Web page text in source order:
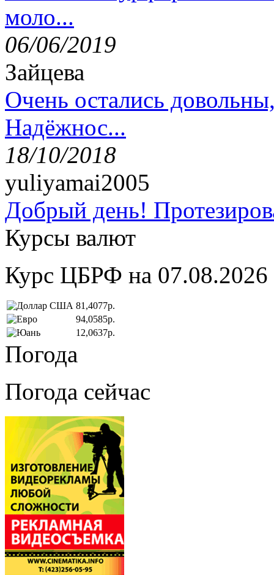
моло...
06/06/2019
Зайцева
Очень остались
Надёжнос...
18/10/2018
yuliyamai2005
Добрый день!
Курсы валют
Курс ЦБРФ на 07.08.2026
81,4077р.
94,0585р.
12,0637р.
Погода
Погода сейчас